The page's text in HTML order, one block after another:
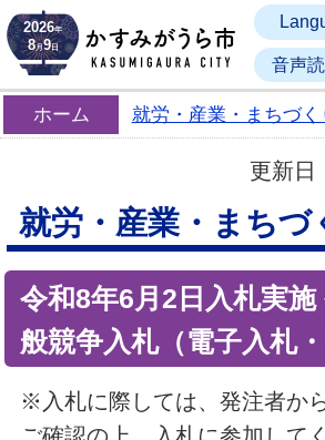
かす
2026年
8月9日
音声
ホーム 就労・産業・まちづく
更新日
就労・産業・まちづ
令和8年6月2日入札実
般競争入札（電子入札・
※入札に際しては、発注者か